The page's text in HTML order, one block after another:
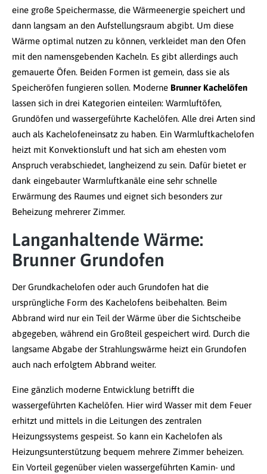
eine große Speichermasse, die Wärmeenergie speichert und
dann langsam an den Aufstellungsraum abgibt. Um diese
Wärme optimal nutzen zu können, verkleidet man den Ofen
mit den namensgebenden Kacheln. Es gibt allerdings auch
gemauerte Öfen. Beiden Formen ist gemein, dass sie als
Speicheröfen fungieren sollen. Moderne Brunner Kachelöfen
lassen sich in drei Kategorien einteilen: Warmluftöfen,
Grundöfen und wassergeführte Kachelöfen. Alle drei Arten sind
auch als Kachelofeneinsatz zu haben. Ein Warmluftkachelofen
heizt mit Konvektionsluft und hat sich am ehesten vom
Anspruch verabschiedet, langheizend zu sein. Dafür bietet er
dank eingebauter Warmluftkanäle eine sehr schnelle
Erwärmung des Raumes und eignet sich besonders zur
Beheizung mehrerer Zimmer.
Langanhaltende Wärme:
Brunner Grundofen
Der Grundkachelofen oder auch Grundofen hat die
ursprüngliche Form des Kachelofens beibehalten. Beim
Abbrand wird nur ein Teil der Wärme über die Sichtscheibe
abgegeben, während ein Großteil gespeichert wird. Durch die
langsame Abgabe der Strahlungswärme heizt ein Grundofen
auch nach erfolgtem Abbrand weiter.
Eine gänzlich moderne Entwicklung betrifft die
wassergeführten Kachelöfen. Hier wird Wasser mit dem Feuer
erhitzt und mittels in die Leitungen des zentralen
Heizungssystems gespeist. So kann ein Kachelofen als
Heizungsunterstützung bequem mehrere Zimmer beheizen.
Ein Vorteil gegenüber vielen wassergeführten Kamin- und